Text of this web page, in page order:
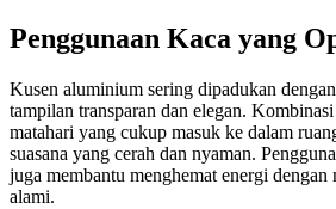
Penggunaan Kaca yang
Kusen aluminium sering dipadukan
tampilan transparan dan elegan.
matahari yang cukup masuk ke dalam
suasana yang cerah dan nyaman.
juga membantu menghemat energi dengan
alami.